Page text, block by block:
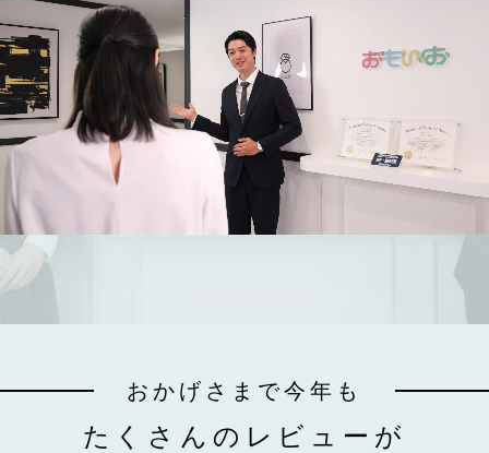
おかげさまで今年も
たくさんのレビューが